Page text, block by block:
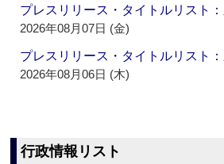
プレスリリース・タイトルリスト
2026年08月07日 (金)
プレスリリース・タイトルリスト
2026年08月06日 (木)
行政情報リスト